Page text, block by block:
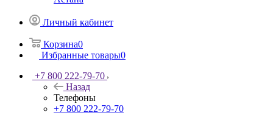
Личный кабинет
Корзина0
Избранные товары0
+7 800 222-79-70
Назад
Телефоны
+7 800 222-79-70